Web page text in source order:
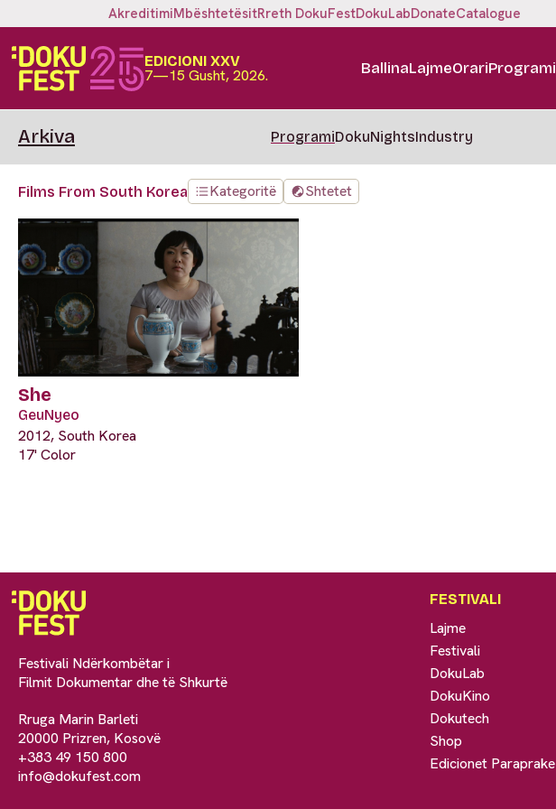
AkreditimiMbështetësitRreth DokuFestDokuLabDonateCatalogue
EDICIONI XXV
7—15 Gusht, 2026. BallinaLajmeOrariProgrami
Arkiva ProgramiDokuNightsIndustry
Films From South Korea Kategoritë Shtetet
She
GeuNyeo
2012, South Korea
17' Color
Festivali Ndërkombëtar i
Filmit Dokumentar dhe të Shkurtë
Rruga Marin Barleti
20000 Prizren, Kosovë
+383 49 150 800
info@dokufest.com
FESTIVALI
Lajme
Festivali
DokuLab
DokuKino
Dokutech
Shop
Edicionet Paraprake